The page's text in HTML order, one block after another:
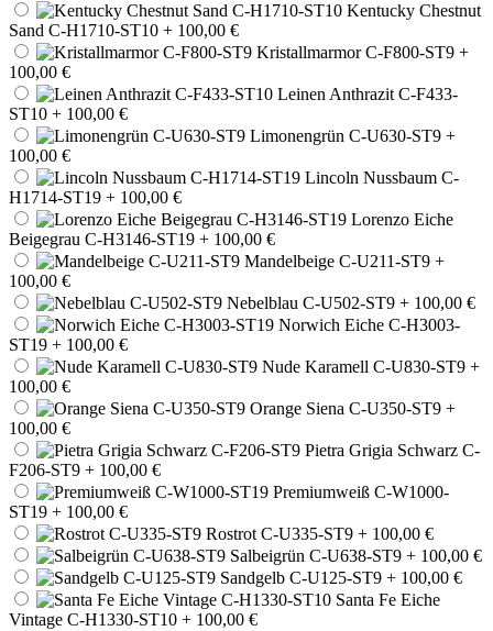
Kentucky Chestnut
Sand C-H1710-ST10 + 100,00 €
Kristallmarmor C-F800-ST9 +
100,00 €
Leinen Anthrazit C-F433-
ST10 + 100,00 €
Limonengrün C-U630-ST9 +
100,00 €
Lincoln Nussbaum C-
H1714-ST19 + 100,00 €
Lorenzo Eiche
Beigegrau C-H3146-ST19 + 100,00 €
Mandelbeige C-U211-ST9 +
100,00 €
Nebelblau C-U502-ST9 + 100,00 €
Norwich Eiche C-H3003-
ST19 + 100,00 €
Nude Karamell C-U830-ST9 +
100,00 €
Orange Siena C-U350-ST9 +
100,00 €
Pietra Grigia Schwarz C-
F206-ST9 + 100,00 €
Premiumweiß C-W1000-
ST19 + 100,00 €
Rostrot C-U335-ST9 + 100,00 €
Salbeigrün C-U638-ST9 + 100,00 €
Sandgelb C-U125-ST9 + 100,00 €
Santa Fe Eiche
Vintage C-H1330-ST10 + 100,00 €